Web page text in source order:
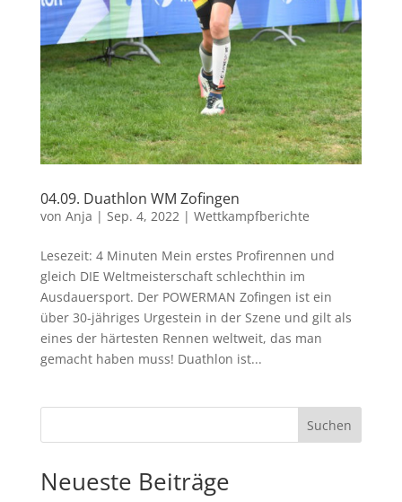
04.09. Duathlon WM Zofingen
von Anja | Sep. 4, 2022 | Wettkampfberichte
Lesezeit: 4 Minuten Mein erstes Profirennen und
gleich DIE Weltmeisterschaft schlechthin im
Ausdauersport. Der POWERMAN Zofingen ist ein
über 30-jähriges Urgestein in der Szene und gilt als
eines der härtesten Rennen weltweit, das man
gemacht haben muss! Duathlon ist...
Suchen
Neueste Beiträge